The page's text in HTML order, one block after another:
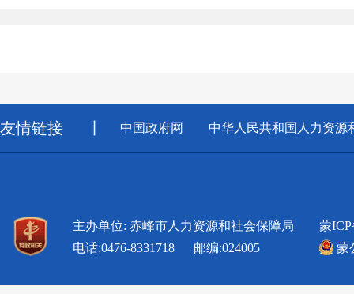
友情链接 中国政府网 中华人民共和国人力资源
主办单位: 赤峰市人力资源和社会保障局
电话:0476-8331718 邮编:024005
蒙ICP
蒙